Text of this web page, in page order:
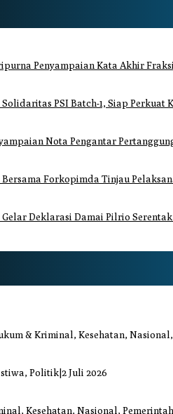
Penyampaian Kata Akhir
Solidaritas PSI Batch-1, Siap
Nota Pengantar
Forkopimda Tinjau
Deklarasi Damai Pilrio Serentak
& Kriminal, Kesehatan,
Politik|2 Juli 2026
Kesehatan, Nasional,